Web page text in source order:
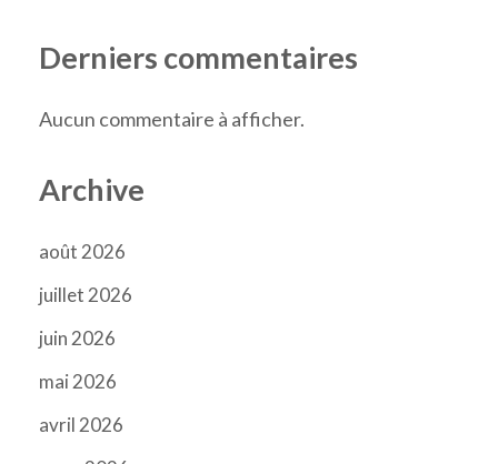
Derniers commentaires
Aucun commentaire à afficher.
Archive
août 2026
juillet 2026
juin 2026
mai 2026
avril 2026